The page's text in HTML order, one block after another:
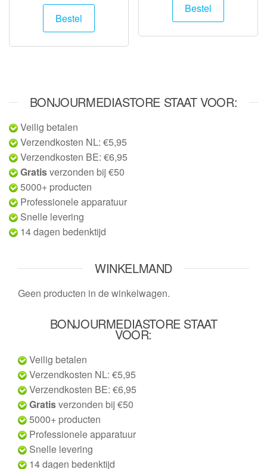
Bestel
Bestel
BONJOURMEDIASTORE STAAT VOOR:
Veilig betalen
Verzendkosten NL: €5,95
Verzendkosten BE: €6,95
Gratisverzonden bij €50
5000+ producten
Professionele apparatuur
Snelle levering
14 dagen bedenktijd
WINKELMAND
Geen producten in de winkelwagen.
BONJOURMEDIASTORE STAAT
VOOR:
Veilig betalen
Verzendkosten NL: €5,95
Verzendkosten BE: €6,95
Gratisverzonden bij €50
5000+ producten
Professionele apparatuur
Snelle levering
14 dagen bedenktijd